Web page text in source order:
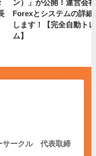
ン）」が公開！運営会
Forexとシステムの詳細
します！【完全自動ト
ム】
サークル 代表取締